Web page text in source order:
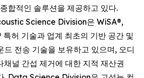
합적인 솔루션을 제공하고 있다.
Science Division은 WiSA®,
허 기술과 업계 최초의 기반 공간 및
드 전송 기술을 보유하고 있으며, 오디
채널 간섭 제거에 대한 지적 재산권